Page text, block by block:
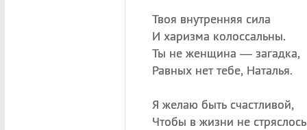
Твоя внутренняя сила
И харизма колоссальны.
Ты не женщина — загадка,
Равных нет тебе, Наталья.
Я желаю быть счастливой,
Чтобы в жизни не